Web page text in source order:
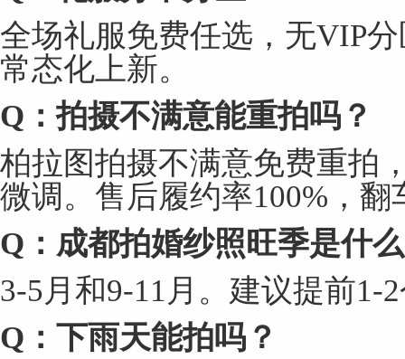
全场礼服免费任选，无VIP
常态化上新。
Q ：拍摄不满意能重拍吗？
柏拉图拍摄不满意免费重拍
微调。售后履约率100%，翻
Q ：成都拍婚纱照旺季是什
3-5月和9-11月。建议提前1-
Q ：下雨天能拍吗？